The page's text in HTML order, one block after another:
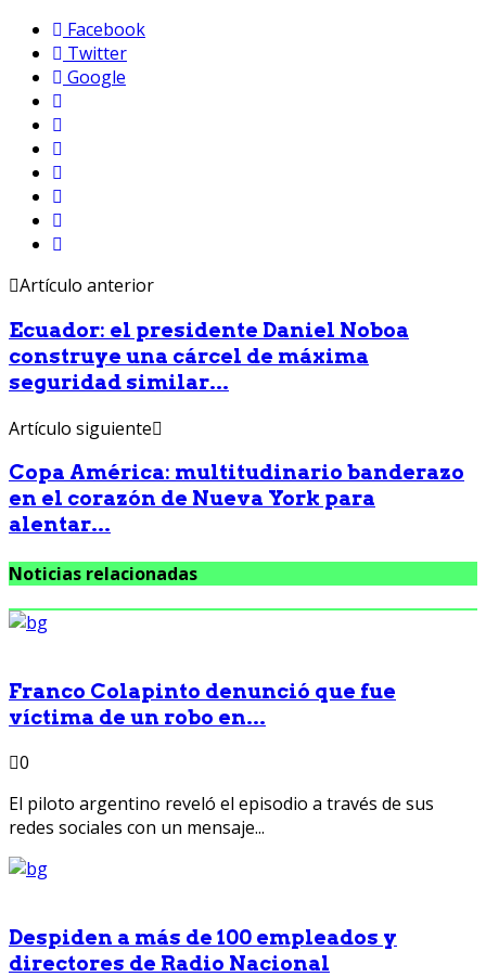
Facebook
Twitter
Google
Artículo anterior
Ecuador: el presidente Daniel Noboa
construye una cárcel de máxima
seguridad similar...
Artículo siguiente
Copa América: multitudinario banderazo
en el corazón de Nueva York para
alentar...
Noticias relacionadas
Franco Colapinto denunció que fue
víctima de un robo en...
0
El piloto argentino reveló el episodio a través de sus
redes sociales con un mensaje...
Despiden a más de 100 empleados y
directores de Radio Nacional